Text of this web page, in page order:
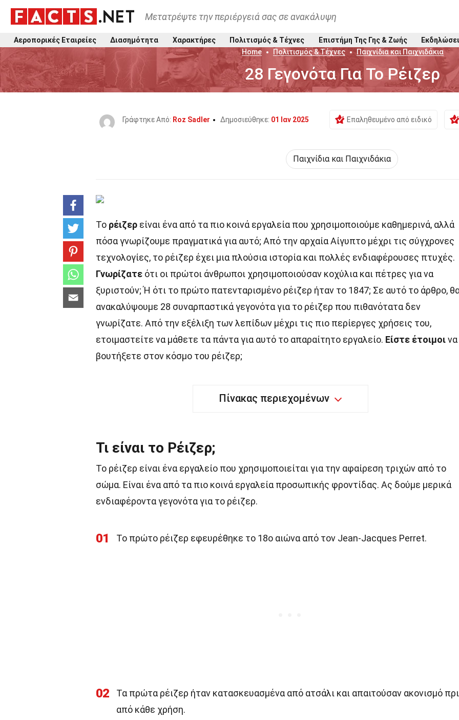
Μετατρέψτε την περιέργειά σας σε ανακάλυψη
Αεροπορικές Εταιρείες Διασημότητα Χαρακτήρες Πολιτισμός & Τέχνες Επιστήμη Της Γης & Ζωής
Home
Πολιτισμός & Τέχνες Παιχνίδια και Παιχνιδάκια
28 Γεγονότα Για Το Ρέιζερ
Γράφτηκε Από: Roz Sadler Δημοσιεύθηκε: 01 Ιαν 2025 Επαληθευμένο από ειδικό
Παιχνίδια και Παιχνιδάκια
Το ρέιζερ είναι ένα από τα πιο κοινά εργαλεία που χρησιμοποιούμε καθημερινά, αλλά
πόσα γνωρίζουμε πραγματικά για αυτό; Από την αρχαία Αίγυπτο μέχρι τις σύγχρονες
τεχνολογίες, το ρέιζερ έχει μια πλούσια ιστορία και πολλές ενδιαφέρουσες πτυχές.
Γνωρίζατε ότι οι πρώτοι άνθρωποι χρησιμοποιούσαν κοχύλια και πέτρες για να
ξυριστούν; Ή ότι το πρώτο πατενταρισμένο ρέιζερ ήταν το 1847; Σε αυτό το άρθρο,
ανακαλύψουμε 28 συναρπαστικά γεγονότα για το ρέιζερ που πιθανότατα δεν
γνωρίζατε. Από την εξέλιξη των λεπίδων μέχρι τις πιο περίεργες χρήσεις του,
ετοιμαστείτε να μάθετε τα πάντα για αυτό το απαραίτητο εργαλείο. Είστε έτοιμοινα
βουτήξετε στον κόσμο του ρέιζερ;
Πίνακας περιεχομένων
Τι είναι το Ρέιζερ;
Το ρέιζερ είναι ένα εργαλείο που χρησιμοποιείται για την αφαίρεση τριχών από το
σώμα. Είναι ένα από τα πιο κοινά εργαλεία προσωπικής φροντίδας. Ας δούμε μερικά
ενδιαφέροντα γεγονότα για το ρέιζερ.
01 Το πρώτο ρέιζερ εφευρέθηκε το 18ο αιώνα από τον Jean-Jacques Perret.
02
Τα πρώτα ρέιζερ ήταν κατασκευασμένα από ατσάλι και απαιτούσαν ακονισμό
από κάθε χρήση.